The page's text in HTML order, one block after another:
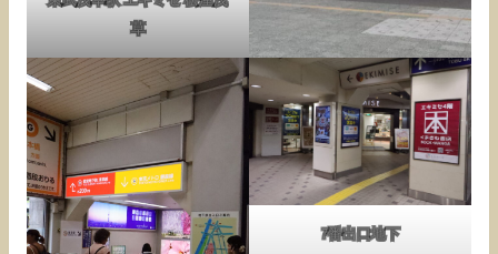
草
7番出口地下